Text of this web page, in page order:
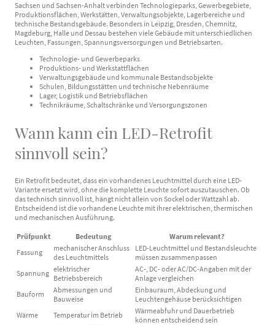
Sachsen und Sachsen-Anhalt verbinden Technologieparks, Gewerbegebiete,
Produktionsflächen, Werkstätten, Verwaltungsobjekte, Lagerbereiche und
technische Bestandsgebäude. Besonders in Leipzig, Dresden, Chemnitz,
Magdeburg, Halle und Dessau bestehen viele Gebäude mit unterschiedlichen
Leuchten, Fassungen, Spannungsversorgungen und Betriebsarten.
Technologie- und Gewerbeparks
Produktions- und Werkstattflächen
Verwaltungsgebäude und kommunale Bestandsobjekte
Schulen, Bildungsstätten und technische Nebenräume
Lager, Logistik und Betriebsflächen
Technikräume, Schaltschränke und Versorgungszonen
Wann kann ein LED-Retrofit
sinnvoll sein?
Ein Retrofit bedeutet, dass ein vorhandenes Leuchtmittel durch eine LED-
Variante ersetzt wird, ohne die komplette Leuchte sofort auszutauschen. Ob
das technisch sinnvoll ist, hängt nicht allein von Sockel oder Wattzahl ab.
Entscheidend ist die vorhandene Leuchte mit ihrer elektrischen, thermischen
und mechanischen Ausführung.
Prüfpunkt Bedeutung
Warum relevant?
Fassung
mechanischer Anschluss
des Leuchtmittels
LED-Leuchtmittel und Bestandsleuchte
müssen zusammenpassen
Spannung elektrischer
Betriebsbereich
AC-, DC- oder AC/DC-Angaben mit der
Anlage vergleichen
Bauform
Abmessungen und
Bauweise
Einbauraum, Abdeckung und
Leuchtengehäuse berücksichtigen
Wärme
Temperatur im Betrieb
Wärmeabfuhr und Dauerbetrieb
können entscheidend sein